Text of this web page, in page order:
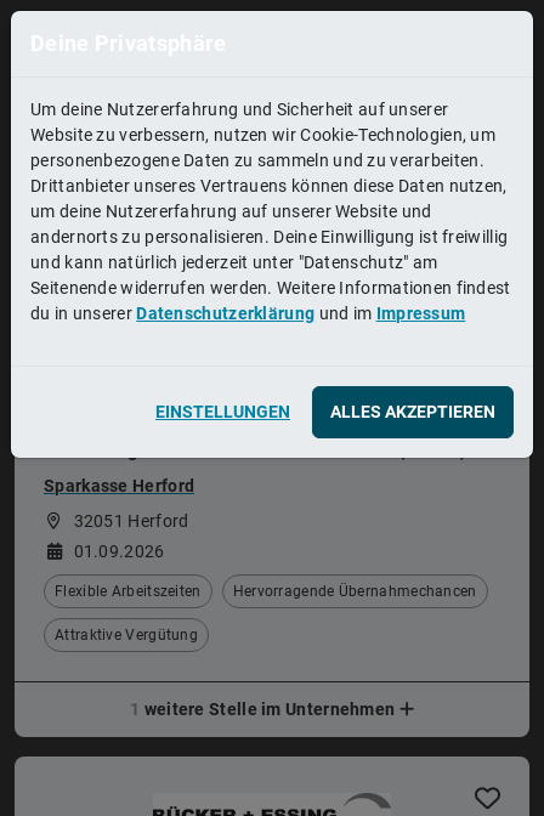
Um deine Nutzererfahrung und Sicherheit auf unserer
Website zu verbessern, nutzen wir Cookie-Technologien, um
personenbezogene Daten zu sammeln und zu verarbeiten.
Drittanbieter unseres Vertrauens können diese Daten nutzen,
um deine Nutzererfahrung auf unserer Website und
andernorts zu personalisieren. Deine Einwilligung ist freiwillig
und kann natürlich jederzeit unter "Datenschutz" am
Seitenende widerrufen werden. Weitere Informationen findest
du in unsererDatenschutzerklärung und im Impressum
EINSTELLUNGEN ALLES AKZEPTIEREN
ERGEBNISSE FILTERN
93.625
Plätze
Top-Ausbilder
Sparkasse Herford
32051 Herford
01.09.2026
Flexible Arbeitszeiten Hervorragende Übernahmechancen
Attraktive Vergütung
1 weitere Stelle im Unternehmen